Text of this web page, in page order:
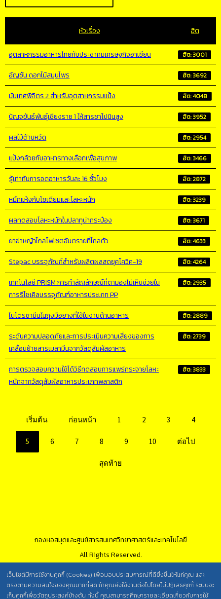
หัวเรื่อง ฮิต
อุตสาหกรรมอาหารไทยกับประชาคมเศรษฐกิจอาเซียน ฮิต: 3001
อัญชัน ดอกไม้สมุนไพร ฮิต: 3692
มันเทศพิจิตร 2 สำหรับอุตสาหกรรมแป้ง ฮิต: 4048
ปัญจขันธ์พันธุ์เชียงราย 1 ให้สารซาโปนินสูง ฮิต: 3952
ผลไม้ต้านหวัด ฮิต: 2954
แป้งกล้วยกับอาหารทางเลือกเพื่อสุขภาพ ฮิต: 3466
รู้เท่าทันการอดอาหารวันละ 16 ชั่วโมง ฮิต: 2872
หมึกแห้งกับโซเดียมและโลหะหนัก ฮิต: 3239
ผลทดสอบโลหะหนักในปลาทูน่ากระป๋อง ฮิต: 3671
ยาฆ่าหญ้าไกลโฟเชตอันตรายที่ไกลตัว ฮิต: 4633
Stepac บรรจุภัณฑ์สำหรับผลิตผลสดยุคโควิค-19 ฮิต: 4264
เทคโนโลยี PRISM การทำสัญลักษณ์ที่ตามองไม่เห็นช่วยใน
การรีไซเคิลบรรจุภัณฑ์อาหารประเภท PP
ฮิต: 2935
ไนโตรซามีนในถุงมือยางที่ใช้ในงานด้านอาหาร ฮิต: 2889
ระดับความปลอดภัยและการประเมินความเสี่ยงของการ
เคลื่อนย้ายสารเมลามีนจากวัสดุสัมผัสอาหาร
ฮิต: 2739
การตรวจสอบความใช้ได้วิธีทดสอบการแพร่กระจายโลหะ
หนักจากวัสดุสัมผัสอาหารประเภทพลาสติก
ฮิต: 3833
เริ่มต้น ก่อนหน้า 1 2 3 4
5 6 7 8 9 10 ต่อไป
สุดท้าย
เว็บไซต์มีการใช้งานคุกกี้ (Cookies) เพื่อมอบประสบการณ์ที่ดียิ่งขึ้นให้แก่คุณ และ
ตรงตามความสนใจของคุณมากที่สุด ถ้าคุณยังใช้งานต่อไปโดยไม่ปฏิเสธคุกกี้ ระบบจะ
เก็บคุกกี้เพื่อวัตถุประสงค์ข้างต้น ทั้งนี้ คุณสามารถศึกษารายละเอียดเกี่ยวกับการใช้
กองหอสมุดและศูนย์สารสนเทศวิทยาศาสตร์และเทคโนโลยี
All Rights Reserved.
นโยบายการคุ้มครองข้อมูลส่วนบุคคล วศ. /